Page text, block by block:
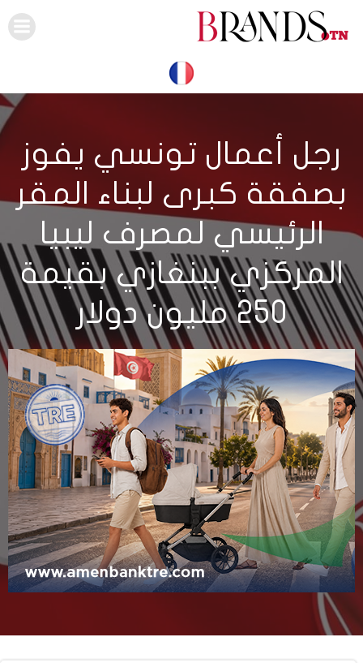
رجل أعمال تونسي يفوز
بصفقة كبرى لبناء المقر
الرئيسي لمصرف ليبيا
المركزي ببنغازي بقيمة
250 مليون دولار